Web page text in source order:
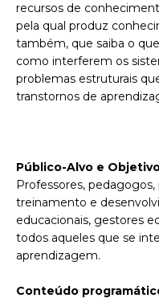
recursos de
pela qual produz
também, que saiba o
como interferem os
problemas estruturais
transtornos de
Público-Alvo e
Professores,
treinamento e
educacionais, gestores
todos aqueles que se
aprendizagem.
Conteúdo